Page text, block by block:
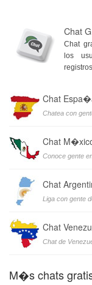
Chat
Chat
los
registros.
Chat
Chatea con
Chat
Conoce gente
Chat
Liga con gente
Chat
Chat de
M�s chats